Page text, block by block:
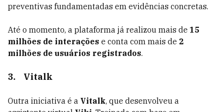
preventivas fundamentadas em evidências concretas.
Até o momento, a plataforma já realizou mais de 15
milhões de interações e conta com mais de 2
milhões de usuários registrados.
3. Vitalk
Outra iniciativa é a Vitalk, que desenvolveu a